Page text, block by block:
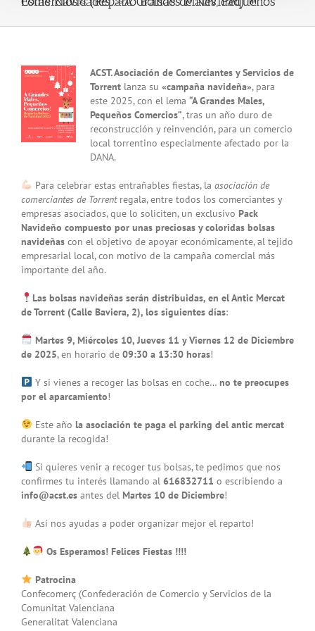
View
Image
ACST. Asociación de Comerciantes y Servicios de
Torrentlanza su «campaña navideña», para
este 2025, con el lema “A Grandes Males,
Pequeños Comercios”, tras un año duro de
reconstrucción y reinvención, para un comercio
local torrentino especialmente afectado por la
DANA.
Para celebrar estas entrañables fiestas, la asociación de
comerciantes de Torrentregala, entre todos los comerciantes y
empresas asociados, que lo soliciten, un exclusivo Pack
Navideño compuesto por unas preciosas y coloridas bolsas
navideñas con el objetivo de apoyar económicamente, al tejido
empresarial local, con motivo de la campaña comercial más
importante del año.
Las bolsas navideñas serán distribuidas, en el Antic Mercat
de Torrent (Calle Baviera, 2), los siguientes días:
Martes 9, Miércoles 10, Jueves 11 y Viernes 12 de Diciembre
de 2025, en horario de 09:30 a 13:30 horas!
Y si vienes a recoger las bolsas en coche… no te preocupes
por el aparcamiento!
Este año la asociación te paga el parking del antic mercat
durante la recogida!
Si quieres venir a recoger tus bolsas, te pedimos que nos
confirmes tu interés llamando al 616832711 o escribiendo a
info@acst.es antes del Martes 10 de Diciembre!
Así nos ayudas a poder organizar mejor el reparto!
Os Esperamos! Felices Fiestas !!!!
Patrocina
Confecomerç (Confederación de Comercio y Servicios de la
Comunitat Valenciana
Generalitat Valenciana